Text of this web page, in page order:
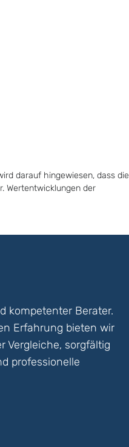
darauf hingewiesen, dass die
Wertentwicklungen der
kompetenter Berater.
Erfahrung bieten wir
Vergleiche, sorgfältig
professionelle